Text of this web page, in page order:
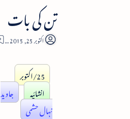
تن کی بات
7
25/اکتوبر
انشائیہ
جاوید
نہال حشمی